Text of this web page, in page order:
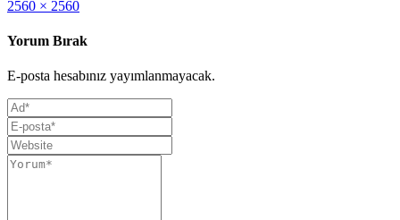
Full
2560 × 2560
Yorum Bırak
E-posta hesabınız yayımlanmayacak.